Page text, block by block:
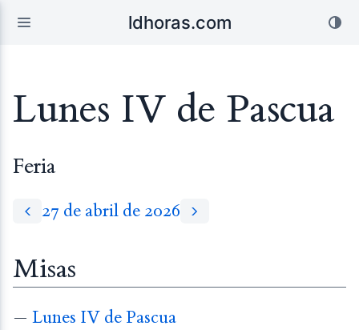
ldhoras.com
Lunes IV de Pascua
Feria
27 de abril de 2026
Misas
— Lunes IV de Pascua